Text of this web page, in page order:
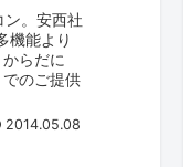
ン。安西社
機能より
らだに
のご提供
2014.05.08